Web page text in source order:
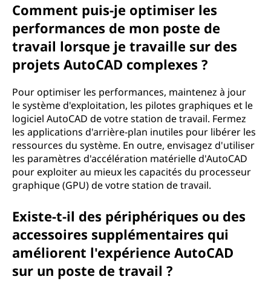
Comment puis-je optimiser les
performances de mon poste de
travail lorsque je travaille sur des
projets AutoCAD complexes ?
Pour optimiser les performances, maintenez à jour
le système d'exploitation, les pilotes graphiques et le
logiciel AutoCAD de votre station de travail. Fermez
les applications d'arrière-plan inutiles pour libérer les
ressources du système. En outre, envisagez d'utiliser
les paramètres d'accélération matérielle d'AutoCAD
pour exploiter au mieux les capacités du processeur
graphique (GPU) de votre station de travail.
Existe-t-il des périphériques ou des
accessoires supplémentaires qui
améliorent l'expérience AutoCAD
sur un poste de travail ?